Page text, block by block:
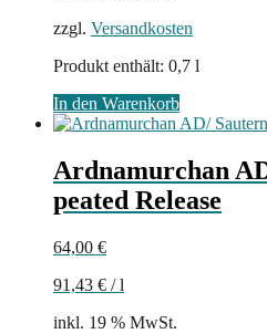
zzgl. Versandkosten
Produkt enthält: 0,7 l
In den Warenkorb
Ardnamurchan
peated Release
64,00 €
91,43 € /l
inkl. 19 % MwSt.